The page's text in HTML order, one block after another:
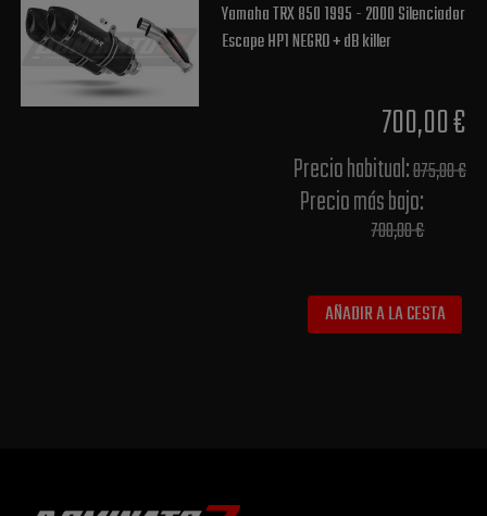
Yamaha TRX 850 1995 - 2000 Silenciador
Escape HP1 NEGRO + dB killer
700,00 €
Precio habitual​:875,00 €
Precio más bajo​:
700,00 €
AÑADIR A LA CESTA